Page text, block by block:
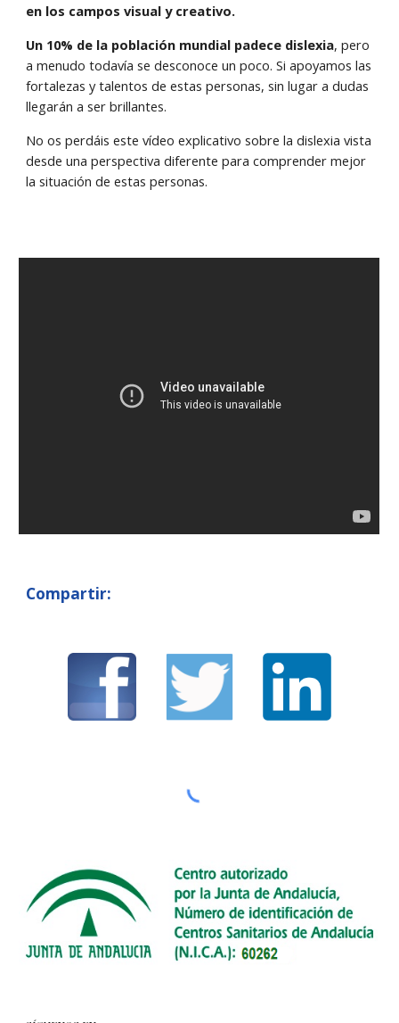
en los campos visual y creativo.
Un 10% de la población mundial padece dislexia, pero
a menudo todavía se desconoce un poco. Si apoyamos las
fortalezas y talentos de estas personas, sin lugar a dudas
llegarán a ser brillantes.
No os perdáis este vídeo explicativo sobre la dislexia vista
desde una perspectiva diferente para comprender mejor
la situación de estas personas.
Compartir: